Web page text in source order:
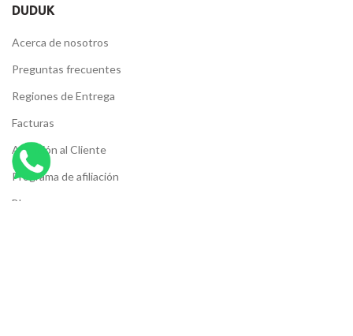
DUDUK
Acerca de nosotros
Preguntas frecuentes
Regiones de Entrega
Facturas
Atención al Cliente
Programa de afiliación
Blog